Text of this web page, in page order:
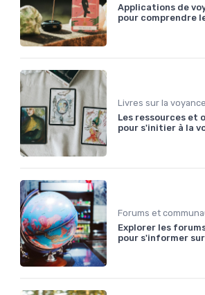
Applications de
pour comprendre
Livres sur la voyance
Les ressources et
pour s'initier à la
Forums et
Explorer les
pour s'informer